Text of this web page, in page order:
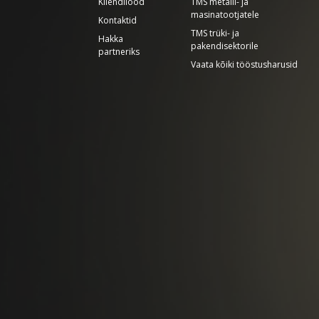
Kontaktid
Hakka
partneriks
masinatootjatele
TMS trüki- ja
pakendisektorile
Vaata kõiki tööstusharusid